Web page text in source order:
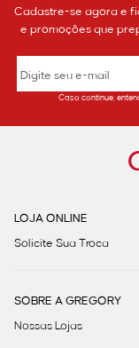
Cadastre-se agora e
e promoções que
Caso continue,
LOJA ONLINE
Solicite Sua Troca
SOBRE A GREGORY
Nossas Lojas